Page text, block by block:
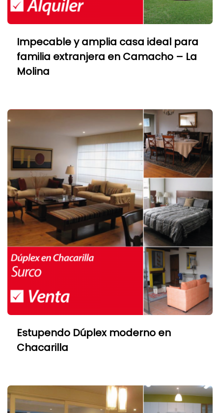
Impecable y amplia casa ideal para
familia extranjera en Camacho – La
Molina
Estupendo Dúplex moderno en
Chacarilla